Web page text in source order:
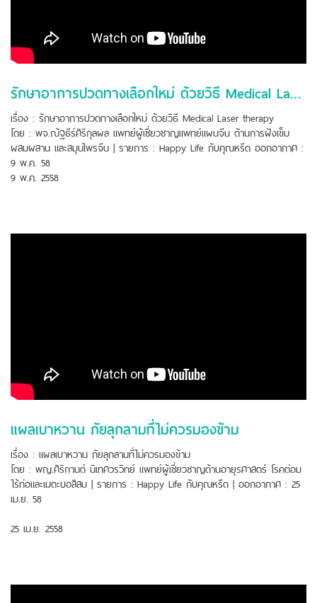
รักษาอาการปวดทางเลือกใหม่ ด้วยวิธี Medical Laser therapy
เรื่อง : รักษาอาการปวดทางเลือกใหม่ ด้วยวิธี Medical Laser therapy
โดย : พจ.ณัฐธีร์ศิริกุลผล แพทย์ผู้เชี่ยวชาญแพทย์แผนจีน ด้านการฝังเข็ม
ผสมผสาน และสมุนไพรจีน | รายการ : Happy Life กับคุณหรีด ออกอากาศ :
9 พ.ค. 58
9 พ.ค. 2558
แผลเบาหวาน ภัยลุกลามที่ไม่ควรมองข้าม
เรื่อง : แผลเบาหวาน ภัยลุกลามที่ไม่ควรมองข้าม
โดย : พญ.ศิริกานต์ นิเทศวรวิทย์ แพทย์ผู้เชี่ยวชาญด้านอายุรศาสตร์ โรคต่อม
ไร้ท่อและเมตะบอสิสม | รายการ : Happy Life กับคุณหรีด | ออกอากาศ : 25
เม.ย. 58
25 เม.ย. 2558